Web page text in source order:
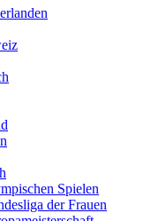
Spielen
der Frauen